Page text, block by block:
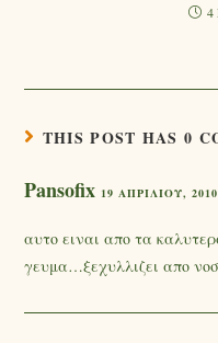
4
THIS POST HAS 0
Pansofix 19 ΑΠΡΙΛΊΟΥ, 2010
αυτο ειναι απο τα
γευμα…ξεχυλλιζει απο